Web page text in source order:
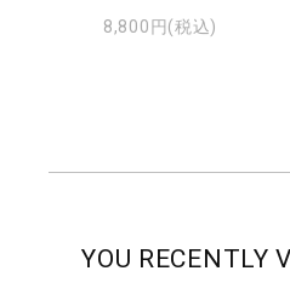
8,800円(税込)
YOU RECENTLY